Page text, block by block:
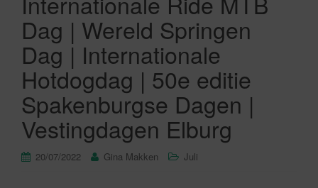
Dag | Wereld Springen
Dag | Internationale
Hotdogdag | 50e editie
Spakenburgse Dagen |
Vestingdagen Elburg
20/07/2022 Gina Makken Juli